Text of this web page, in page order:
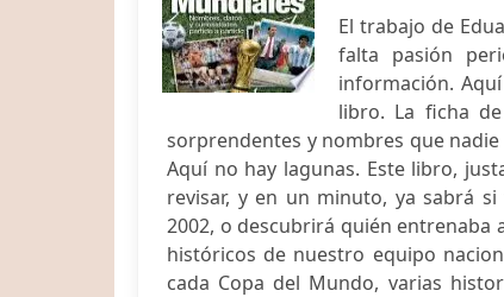
El trabajo de
falta pasión
información.
libro. La ficha
sorprendentes y nombres que
Aquí no hay lagunas. Este libro,
revisar, y en un minuto, ya sabrá
2002, o descubrirá quién entrenaba
históricos de nuestro equipo
cada Copa del Mundo, varias